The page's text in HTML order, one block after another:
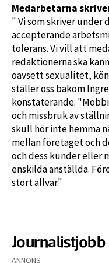
Medarbetarna
" Vi som skriver
accepterande
tolerans. Vi vill att
redaktionerna ska
oavsett sexualitet,
ställer oss bakom
konstaterande:
och missbruk av
skull hör inte hemma
mellan företaget och
och dess kunder eller
enskilda anställda.
stort allvar."
Journalistjobb
ANNONS